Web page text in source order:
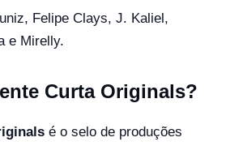
Felipe Clays, J. Kaliel,
e Mirelly.
Curta Originals?
é o selo de produções